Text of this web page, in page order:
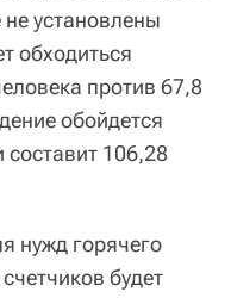
установлены
обходиться
против 67,8
обойдется
составит 106,28
нужд горячего
будет